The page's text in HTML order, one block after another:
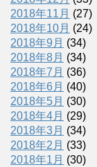
2018年11月 (27)
2018年10月 (24)
2018年9月 (34)
2018年8月 (34)
2018年7月 (36)
2018年6月 (40)
2018年5月 (30)
2018年4月 (29)
2018年3月 (34)
2018年2月 (33)
2018年1月 (30)